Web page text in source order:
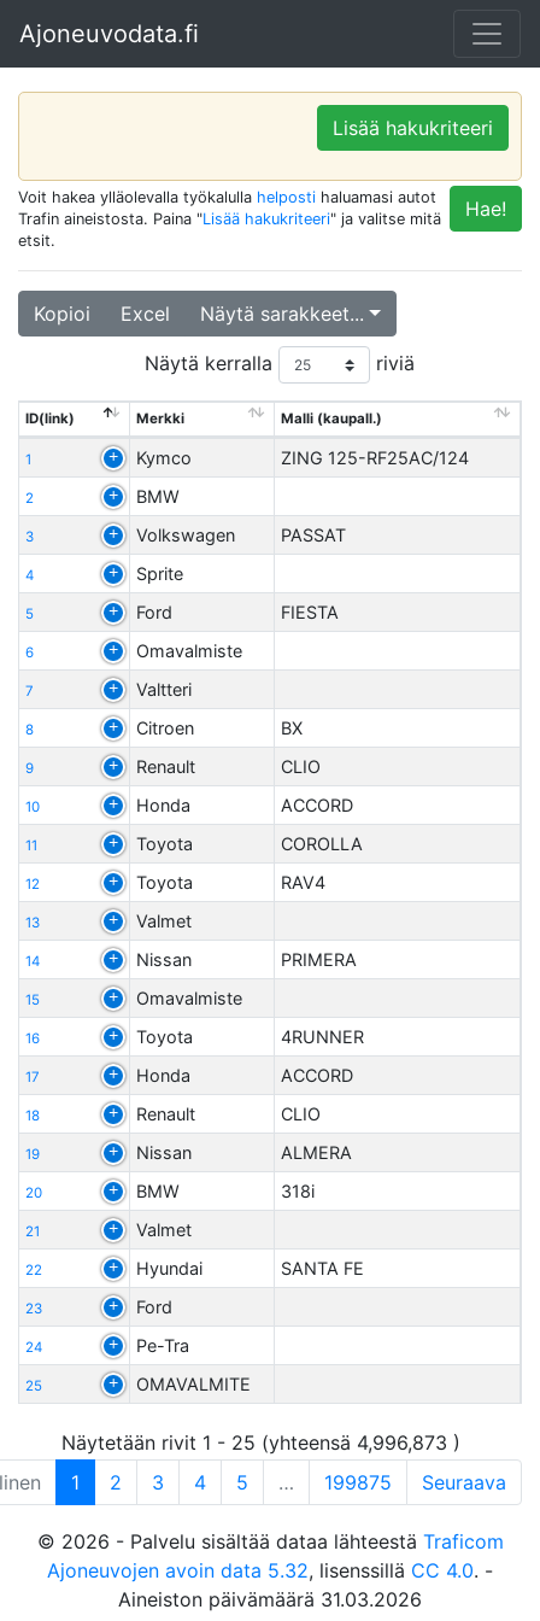
Ajoneuvodata.fi
Lisää hakukriteeri
Hae!
Voit hakea ylläolevalla työkalulla helposti haluamasi autot
Trafin aineistosta. Paina "Lisää hakukriteeri" ja valitse mitä
etsit.
Kopioi Excel Näytä sarakkeet...
Näytä kerralla riviä
ID(link) Merkki Malli (kaupall.)
1 Kymco ZING 125-RF25AC/124
2 BMW
3 Volkswagen PASSAT
4 Sprite
5 Ford FIESTA
6 Omavalmiste
7 Valtteri
8 Citroen BX
9 Renault CLIO
10 Honda ACCORD
11 Toyota COROLLA
12 Toyota RAV4
13 Valmet
14 Nissan PRIMERA
15 Omavalmiste
16 Toyota 4RUNNER
17 Honda ACCORD
18 Renault CLIO
19 Nissan ALMERA
20 BMW 318i
21 Valmet
22 Hyundai SANTA FE
23 Ford
24 Pe-Tra
25 OMAVALMITE
Näytetään rivit 1 - 25 (yhteensä 4,996,873 )
1 2 3 4 5 … 199875 Seuraava
© 2026 - Palvelu sisältää dataa lähteestä Traficom
Ajoneuvojen avoin data 5.32, lisenssillä CC 4.0. -
Aineiston päivämäärä 31.03.2026